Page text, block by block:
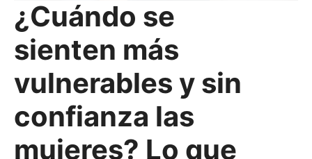
¿Cuándo se
sienten más
vulnerables y sin
confianza las
mujeres? Lo que